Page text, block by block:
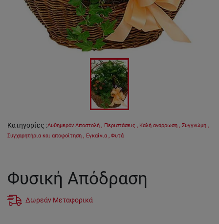
Κατηγορίες :Αυθημερόν Αποστολή , Περιστάσεις , Καλή ανάρρωση , Συγγνώμη ,
Συγχαρητήρια και αποφοίτηση , Εγκαίνια , Φυτά
Φυσική Απόδραση
Δωρεάν Μεταφορικά